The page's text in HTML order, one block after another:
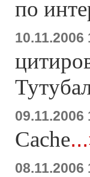
по
10.11.2006
09.11.2006
Cache
08.11.2006